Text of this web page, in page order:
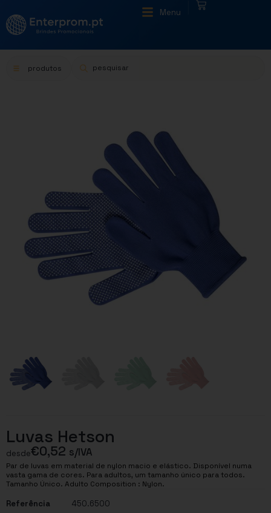
Menu
produtos
Luvas Hetson
desde€0,52 s/IVA
Par de luvas em material de nylon macio e elástico. Disponível numa
vasta gama de cores. Para adultos, um tamanho único para todos.
Tamanho Único. Adulto Composition : Nylon.
Referência
450.6500